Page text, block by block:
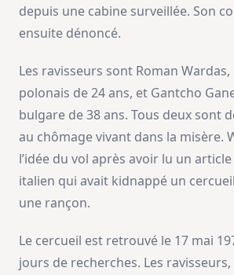
depuis une cabine surveillée. Son
ensuite dénoncé.
Les ravisseurs sont Roman
polonais de 24 ans, et Gantcho
bulgare de 38 ans. Tous deux sont
au chômage vivant dans la misère.
l’idée du vol après avoir lu un
italien qui avait kidnappé un
une rançon.
Le cercueil est retrouvé le 17 mai
jours de recherches. Les